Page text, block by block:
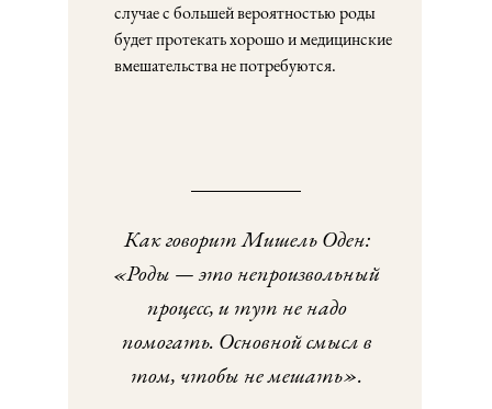
случае с большей вероятностью роды
будет протекать хорошо и медицинские
вмешательства не потребуются.
Как говорит Мишель Оден:
«Роды — это непроизвольный
процесс, и тут не надо
помогать. Основной смысл в
том, чтобы не мешать».